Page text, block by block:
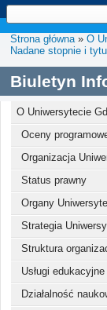
Strona główna» O
Nadane stopnie i
Biuletyn
O Uniwersytecie
Oceny
Organizacja
Status prawny
Organy
Strategia
Struktura
Usługi edukacyjne
Działalność